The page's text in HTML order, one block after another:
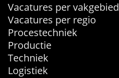
Vacatures per vakgebied
Vacatures per regio
Procestechniek
Productie
Techniek
Logistiek